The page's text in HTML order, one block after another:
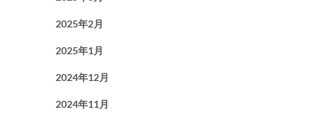
2025年2月
2025年1月
2024年12月
2024年11月